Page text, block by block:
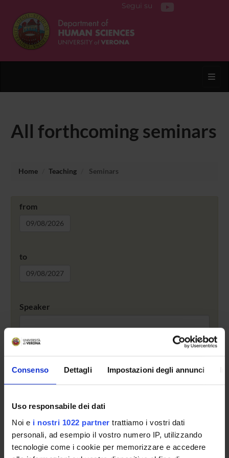
Consenso Dettagli Impostazioni degli annunci
Uso responsabile dei dati
Noi e i nostri 1022 partner trattiamo i vostri dati
personali, ad esempio il vostro numero IP, utilizzando
tecnologie come i cookie per memorizzare e accedere
Segui su
All forthcoming seminars
Home Teaching Seminars
from
to
Speaker
No recent seminar found.